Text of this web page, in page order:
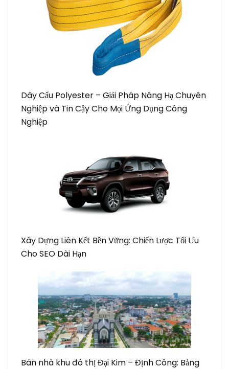
Dây Cẩu Polyester – Giải Pháp Nâng Hạ Chuyên
Nghiệp và Tin Cậy Cho Mọi Ứng Dụng Công
Nghiệp
Xây Dựng Liên Kết Bền Vững: Chiến Lược Tối Ưu
Cho SEO Dài Hạn
Bán nhà khu đô thị Đại Kim – Định Công: Bảng